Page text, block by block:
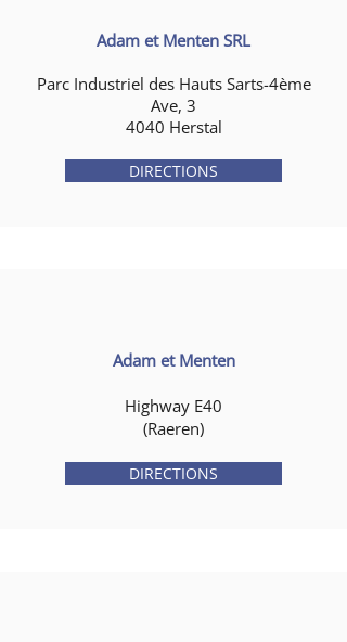
Adam et Menten SRL
Parc Industriel des Hauts Sarts-4ème
Ave, 3
4040 Herstal
DIRECTIONS
Adam et Menten
Highway E40
(Raeren)
DIRECTIONS